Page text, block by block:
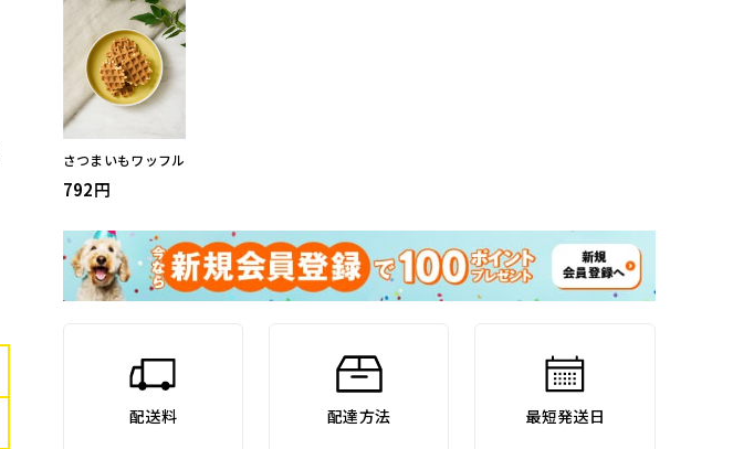
さつまいもワッフル
792
配送料 配達方法 最短発送日